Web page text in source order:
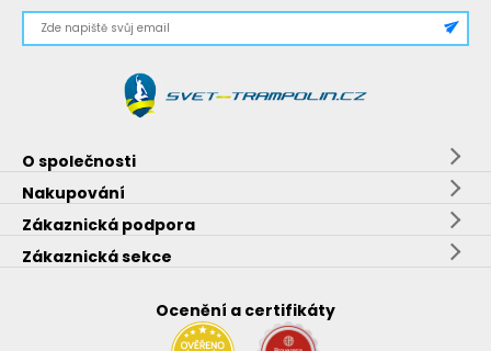
O společnosti
Nakupování
Zákaznická podpora
Zákaznická sekce
Ocenění a certifikáty